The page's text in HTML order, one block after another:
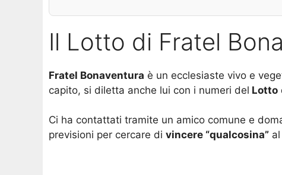
Il Lotto di Fratel
Fratel Bonaventura è un ecclesiaste vivo e
capito, si diletta anche lui con i numeri del Lotto
Ci ha contattati tramite un amico comune e
previsioni per cercare di vincere “qualcosina”